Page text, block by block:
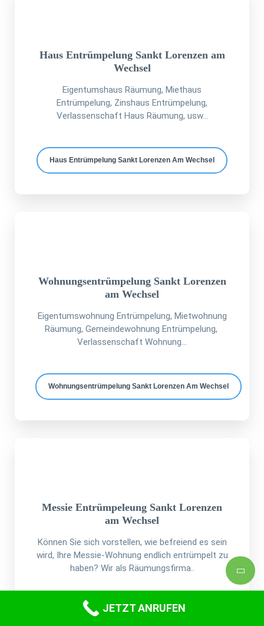
Haus Entrümpelung Sankt Lorenzen am
Wechsel
Eigentumshaus Räumung, Miethaus
Entrümpelung, Zinshaus Entrümpelung,
Verlassenschaft Haus Räumung, usw...
Haus Entrümpelung Sankt Lorenzen Am Wechsel
Wohnungsentrümpelung Sankt Lorenzen
am Wechsel
Eigentumswohnung Entrümpelung, Mietwohnung
Räumung, Gemeindewohnung Entrümpelung,
Verlassenschaft Wohnung...
Wohnungsentrümpelung Sankt Lorenzen Am Wechsel
Messie Entrümpeleung Sankt Lorenzen
am Wechsel
Können Sie sich vorstellen, wie befreiend es sein
wird, Ihre Messie-Wohnung endlich entrümpelt zu
haben? Wir als Räumungsfirma..
Messie Sankt Lorenzen Am Wechsel
JETZT ANRUFEN